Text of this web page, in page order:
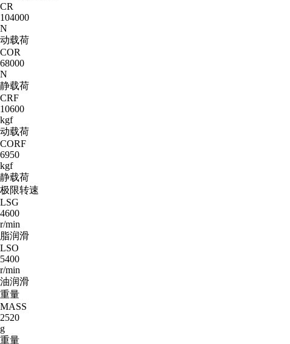
CR
104000
N
动载荷
COR
68000
N
静载荷
CRF
10600
kgf
动载荷
CORF
6950
kgf
静载荷
极限转速
LSG
4600
r/min
脂润滑
LSO
5400
r/min
油润滑
重量
MASS
2520
g
重量